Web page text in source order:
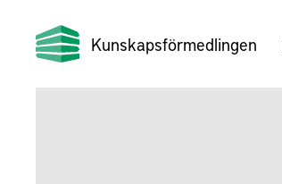
Kunskapsförmedlingen